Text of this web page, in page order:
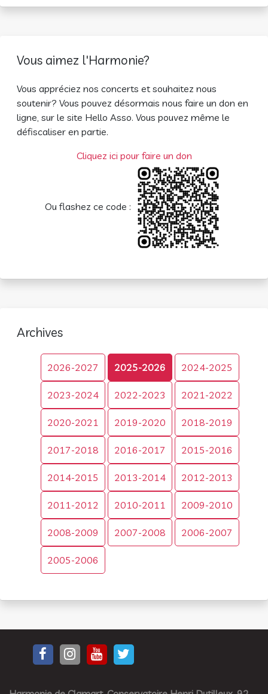
Vous aimez l'Harmonie?
Vous appréciez nos concerts et souhaitez nous
soutenir? Vous pouvez désormais nous faire un don en
ligne, sur le site Hello Asso. Vous pouvez même le
défiscaliser en partie.
Cliquez ici pour faire un don
Ou flashez ce code :
Archives
2026-2027 2025-2026 2024-2025
2023-2024 2022-2023 2021-2022
2020-2021 2019-2020 2018-2019
2017-2018 2016-2017 2015-2016
2014-2015 2013-2014 2012-2013
2011-2012 2010-2011 2009-2010
2008-2009 2007-2008 2006-2007
2005-2006